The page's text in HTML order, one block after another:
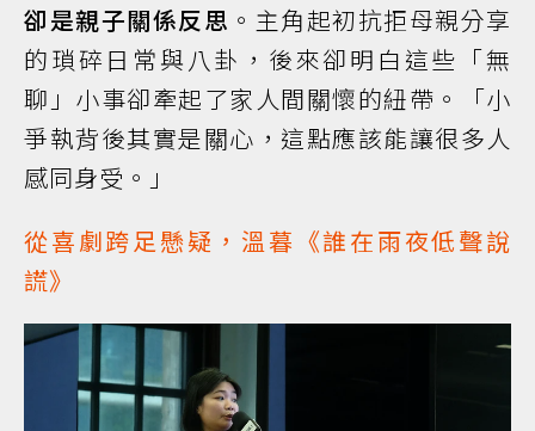
卻是親子關係反思 。主角起初抗拒母親分享
的瑣碎日常與八卦，後來卻明白這些「無
聊」小事卻牽起了家人間關懷的紐帶。「小
爭執背後其實是關心，這點應該能讓很多人
感同身受。」
從喜劇跨足懸疑，溫暮《誰在雨夜低聲說
謊》